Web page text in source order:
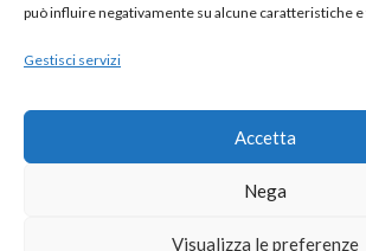
può influire negativamente su alcune caratteristiche
Gestisci servizi
Accetta
Nega
Visualizza le preferenze
antoniopalumbo.it